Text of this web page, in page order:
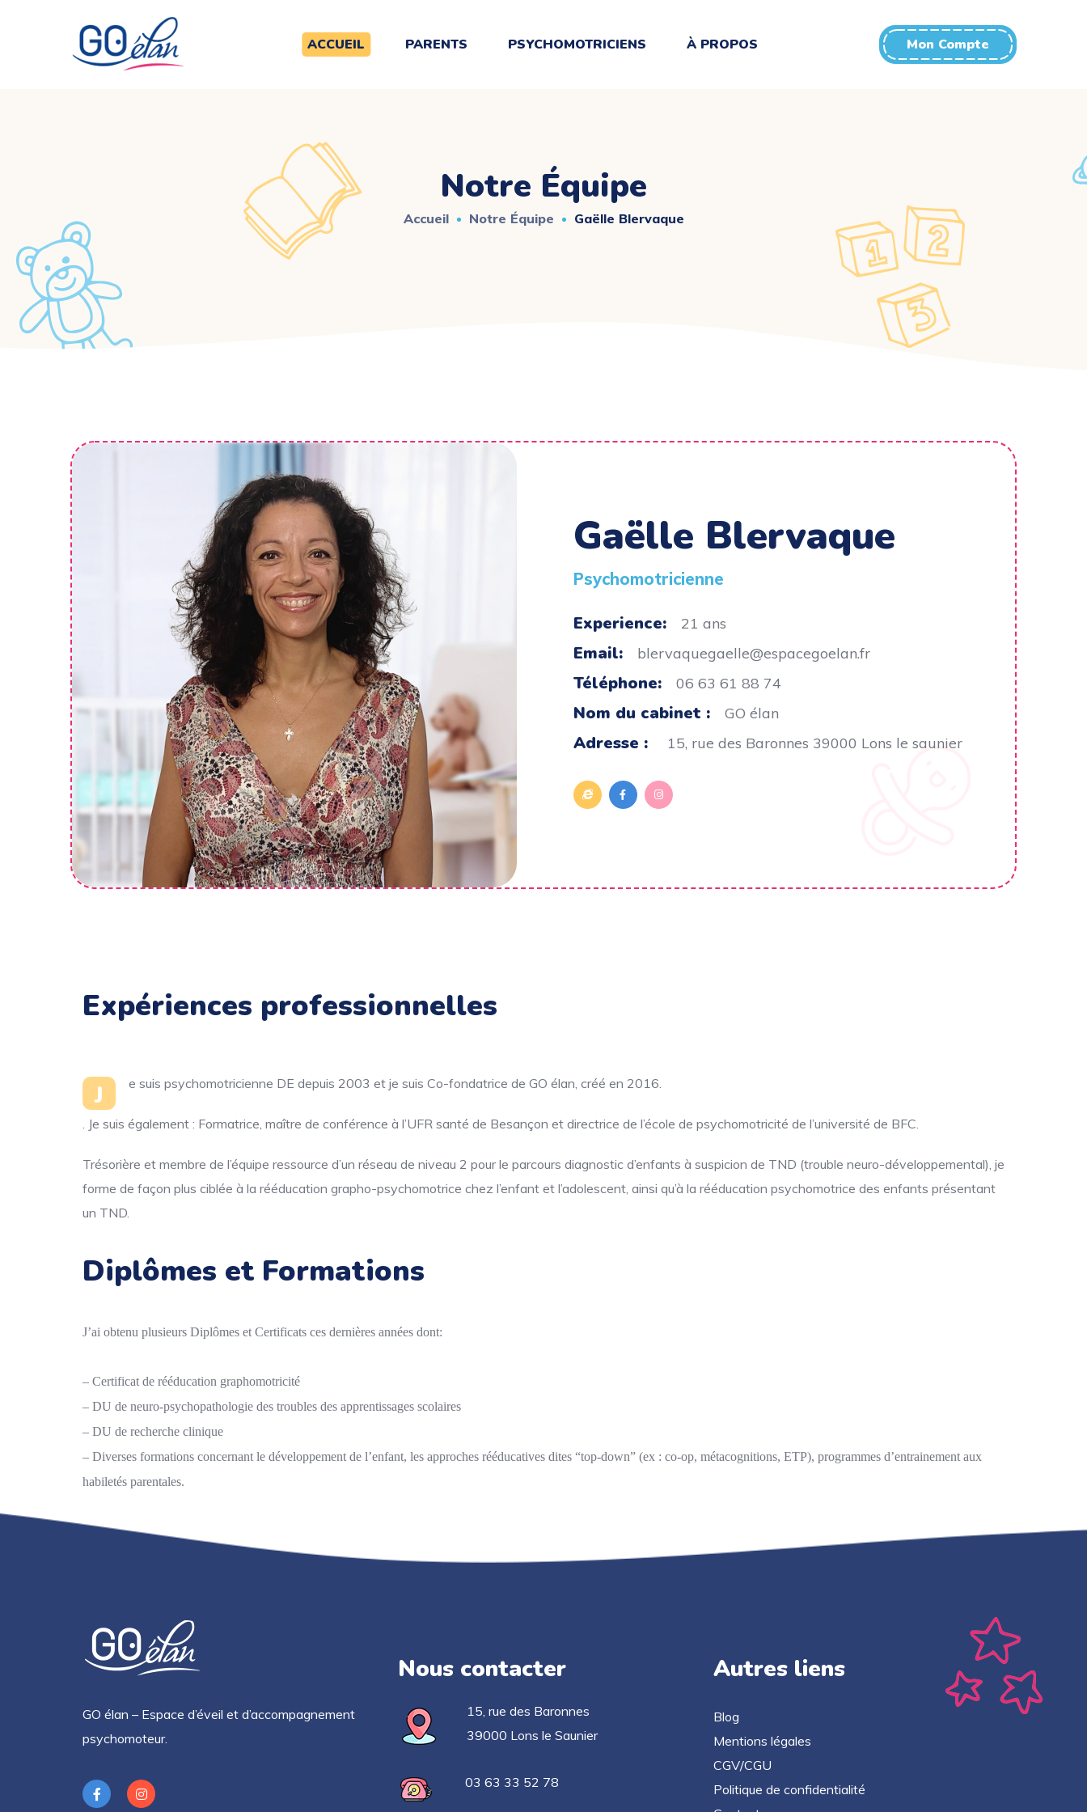
ACCUEIL PARENTS PSYCHOMOTRICIENS À PROPOS Mon Compte
Notre Équipe
Accueil Notre Équipe Gaëlle Blervaque
Gaëlle Blervaque
Psychomotricienne
Experience: 21 ans
Email: blervaquegaelle@espacegoelan.fr
Téléphone: 06 63 61 88 74
Nom du cabinet : GO élan
Adresse : 15, rue des Baronnes 39000 Lons le saunier
Expériences professionnelles
J e suis psychomotricienne DE depuis 2003 et je suis Co-fondatrice de GO élan, créé en 2016.
. Je suis également : Formatrice, maître de conférence à l’UFR santé de Besançon et directrice de l’école de psychomotricité de l’université de BFC.
Trésorière et membre de l’équipe ressource d’un réseau de niveau 2 pour le parcours diagnostic d’enfants à suspicion de TND (trouble neuro-développemental), je
forme de façon plus ciblée à la rééducation grapho-psychomotrice chez l’enfant et l’adolescent, ainsi qu’à la rééducation psychomotrice des enfants présentant
un TND.
Diplômes et Formations
J’ai obtenu plusieurs Diplômes et Certificats ces dernières années dont:
– Certificat de rééducation graphomotricité
– DU de neuro-psychopathologie des troubles des apprentissages scolaires
– DU de recherche clinique
– Diverses formations concernant le développement de l’enfant, les approches rééducatives dites “top-down” (ex : co-op, métacognitions, ETP), programmes d’entrainement aux
habiletés parentales.
GO élan – Espace d’éveil et d’accompagnement
psychomoteur.
Nous contacter
15, rue des Baronnes
39000 Lons le Saunier
03 63 33 52 78
Autres liens
Blog
Mentions légales
CGV/CGU
Politique de confidentialité